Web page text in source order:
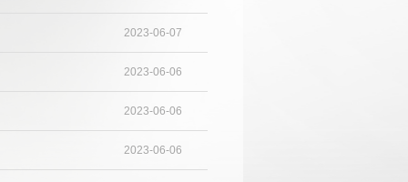
2023-06-07
2023-06-06
2023-06-06
2023-06-06